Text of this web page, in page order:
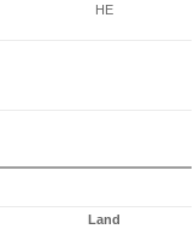
HE
Land